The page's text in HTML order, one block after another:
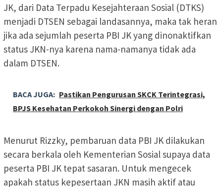
JK, dari Data Terpadu Kesejahteraan Sosial (DTKS)
menjadi DTSEN sebagai landasannya, maka tak heran
jika ada sejumlah peserta PBI JK yang dinonaktifkan
status JKN-nya karena nama-namanya tidak ada
dalam DTSEN.
BACA JUGA: Pastikan Pengurusan SKCK Terintegrasi,
BPJS Kesehatan Perkokoh Sinergi dengan Polri
Menurut Rizzky, pembaruan data PBI JK dilakukan
secara berkala oleh Kementerian Sosial supaya data
peserta PBI JK tepat sasaran. Untuk mengecek
apakah status kepesertaan JKN masih aktif atau